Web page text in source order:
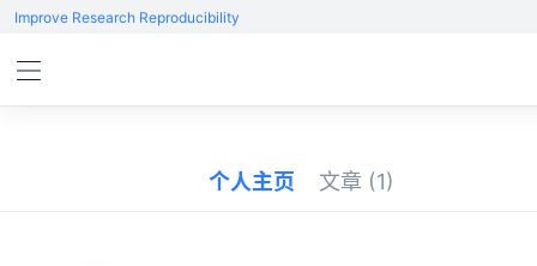
Improve Research Reproducibility
个人主页 文章 (1)